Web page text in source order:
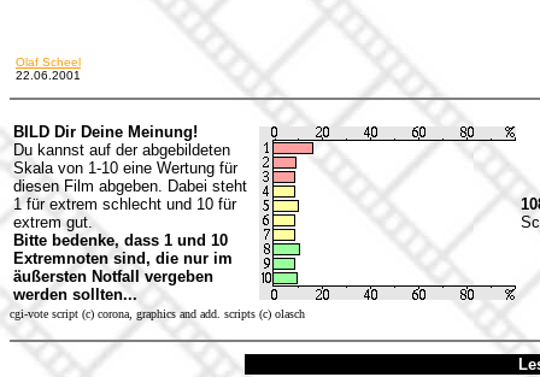
Olaf Scheel
22.06.2001
BILD Dir Deine Meinung!
Du kannst auf der abgebildeten
Skala von 1-10 eine Wertung für
diesen Film abgeben. Dabei steht
1 für extrem schlecht und 10 für
extrem gut.
Bitte bedenke, dass 1 und 10
Extremnoten sind, die nur im
äußersten Notfall vergeben
werden sollten...
cgi-vote script (c) corona, graphics and add. scripts (c) olasch